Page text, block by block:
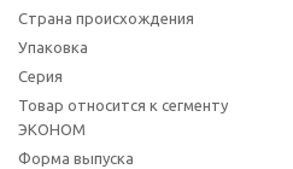
Страна происхождения
Упаковка
Серия
Товар относится к сегменту
ЭКОНОМ
Форма выпуска